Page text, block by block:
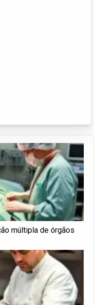
múltipla de órgãos